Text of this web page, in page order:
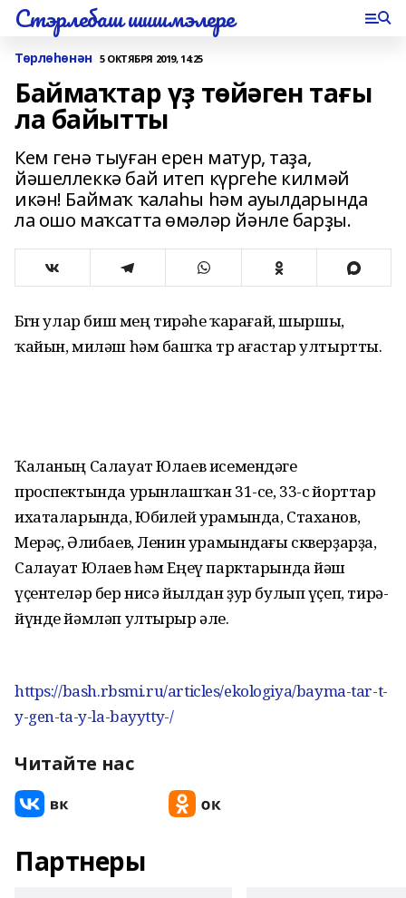
Стэрлебаш шишмэлере
Төрлөһөнән 5 ОКТЯБРЯ 2019, 14:25
Баймаҡтар үҙ төйәген тағы
ла байытты
Кем генә тыуған ерен матур, таҙа,
йәшеллеккә бай итеп күргеһе килмәй
икән! Баймаҡ ҡалаһы һәм ауылдарында
ла ошо маҡсатта өмәләр йәнле барҙы.
Бөгөн улар биш мең тирәһе ҡарағай, шыршы,
ҡайын, миләш һәм башҡа төр ағастар ултыртты.
Ҡаланың Салауат Юлаев исемендәге
проспектында урынлашҡан 31-се, 33-сө йорттар
ихаталарында, Юбилей урамында, Стаханов,
Мерәҫ, Әлибаев, Ленин урамындағы скверҙарҙа,
Салауат Юлаев һәм Еңеү парктарында йәш
үҫентеләр бер нисә йылдан ҙур булып үҫеп, тирә-
йүнде йәмләп ултырыр әле.
https://bash.rbsmi.ru/articles/ekologiya/bayma-tar-t-
y-gen-ta-y-la-bayytty-/
Читайте нас
Партнеры